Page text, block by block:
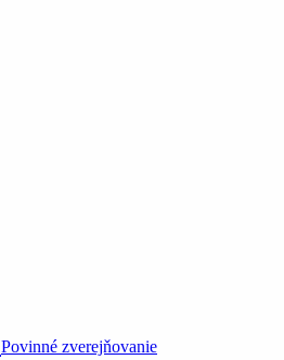
Povinné zverejňovanie